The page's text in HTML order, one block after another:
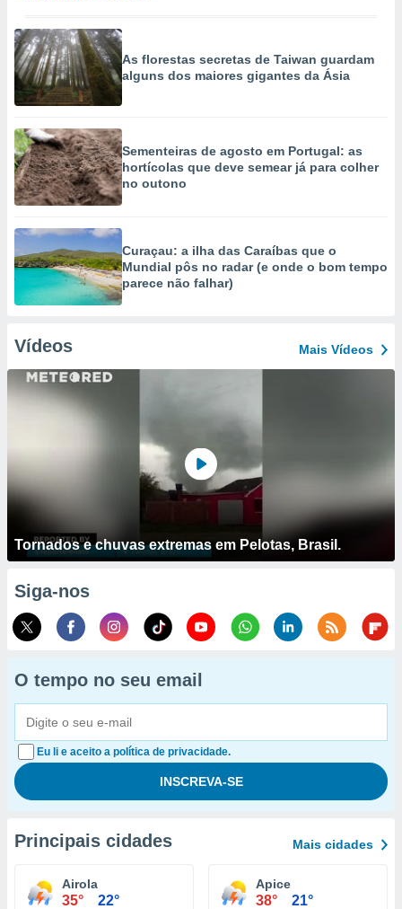
As florestas secretas de Taiwan guardam
alguns dos maiores gigantes da Ásia
Sementeiras de agosto em Portugal: as
hortícolas que deve semear já para colher
no outono
Curaçau: a ilha das Caraíbas que o
Mundial pôs no radar (e onde o bom tempo
parece não falhar)
Vídeos Mais Vídeos
Tornados e chuvas extremas em Pelotas, Brasil.
Siga-nos
O tempo no seu email
Eu li e aceito a política de privacidade.
Principais cidades Mais cidades
Airola
35° 22°
Apice
38° 21°